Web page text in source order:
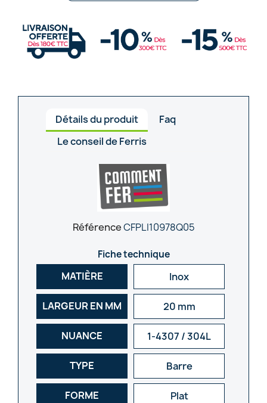
Détails du produit
Faq
Le conseil de Ferris
RéférenceCFPLI10978Q05
Fiche technique
MATIÈRE Inox
LARGEUR EN MM 20 mm
NUANCE 1-4307 / 304L
TYPE Barre
FORME Plat